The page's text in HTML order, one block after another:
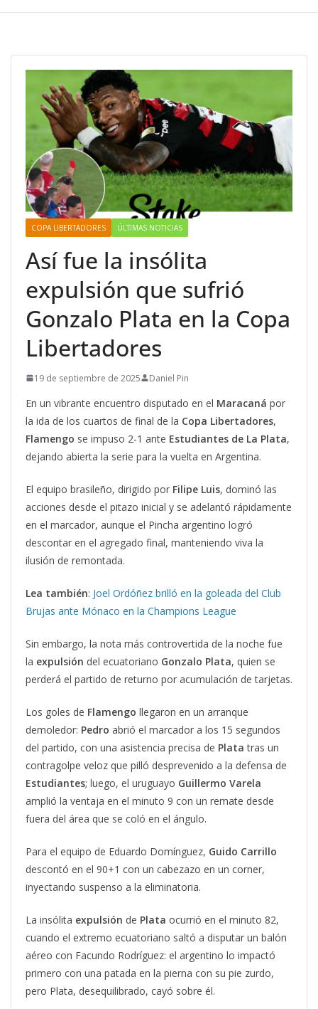
COPA LIBERTADORES ÚLTIMAS NOTICIAS
Así fue la insólita
expulsión que sufrió
Gonzalo Plata en la Copa
Libertadores
19 de septiembre de 2025 Daniel Pin
En un vibrante encuentro disputado en el Maracaná por
la ida de los cuartos de final de la Copa Libertadores,
Flamengo se impuso 2-1 ante Estudiantes de La Plata,
dejando abierta la serie para la vuelta en Argentina.
El equipo brasileño, dirigido por Filipe Luis, dominó las
acciones desde el pitazo inicial y se adelantó rápidamente
en el marcador, aunque el Pincha argentino logró
descontar en el agregado final, manteniendo viva la
ilusión de remontada.
Lea también: Joel Ordóñez brilló en la goleada del Club
Brujas ante Mónaco en la Champions League
Sin embargo, la nota más controvertida de la noche fue
la expulsión del ecuatoriano Gonzalo Plata, quien se
perderá el partido de returno por acumulación de tarjetas.
Los goles de Flamengo llegaron en un arranque
demoledor: Pedro abrió el marcador a los 15 segundos
del partido, con una asistencia precisa de Plata tras un
contragolpe veloz que pilló desprevenido a la defensa de
Estudiantes; luego, el uruguayo Guillermo Varela
amplió la ventaja en el minuto 9 con un remate desde
fuera del área que se coló en el ángulo.
Para el equipo de Eduardo Domínguez, Guido Carrillo
descontó en el 90+1 con un cabezazo en un corner,
inyectando suspenso a la eliminatoria.
La insólita expulsión de Plata ocurrió en el minuto 82,
cuando el extremo ecuatoriano saltó a disputar un balón
aéreo con Facundo Rodríguez: el argentino lo impactó
primero con una patada en la pierna con su pie zurdo,
pero Plata, desequilibrado, cayó sobre él.